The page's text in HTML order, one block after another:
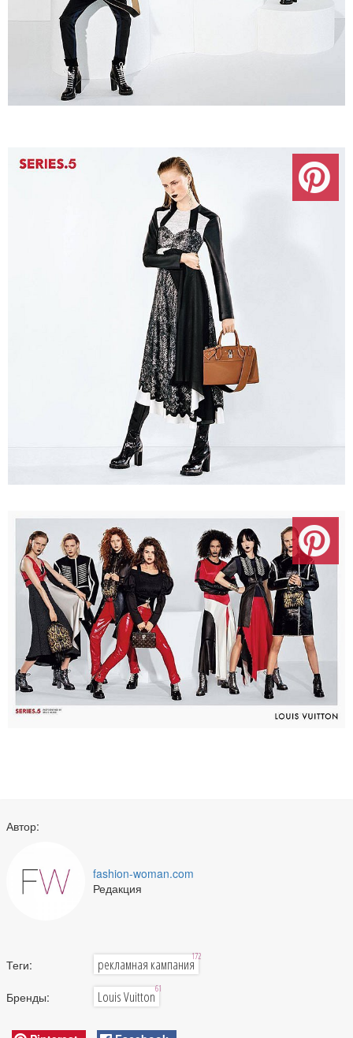
Автор:
fashion-woman.com
Редакция
Теги: рекламная кампания172
Бренды: Louis Vuitton61